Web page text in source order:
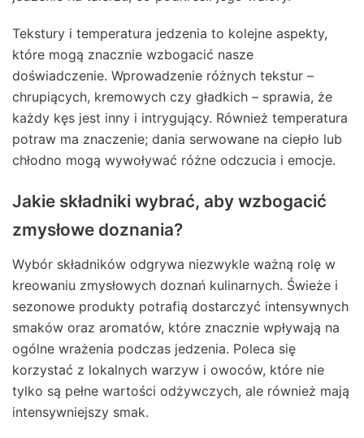
Tekstury i temperatura jedzenia to kolejne aspekty,
które mogą znacznie wzbogacić nasze
doświadczenie. Wprowadzenie różnych tekstur –
chrupiących, kremowych czy gładkich – sprawia, że
każdy kęs jest inny i intrygujący. Również temperatura
potraw ma znaczenie; dania serwowane na ciepło lub
chłodno mogą wywoływać różne odczucia i emocje.
Jakie składniki wybrać, aby wzbogacić
zmysłowe doznania?
Wybór składników odgrywa niezwykle ważną rolę w
kreowaniu zmysłowych doznań kulinarnych. Świeże i
sezonowe produkty potrafią dostarczyć intensywnych
smaków oraz aromatów, które znacznie wpływają na
ogólne wrażenia podczas jedzenia. Poleca się
korzystać z lokalnych warzyw i owoców, które nie
tylko są pełne wartości odżywczych, ale również mają
intensywniejszy smak.